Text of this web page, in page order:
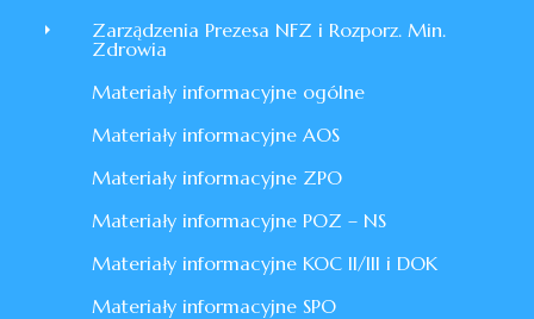
Zarządzenia Prezesa NFZ i Rozporz. Min.
Zdrowia
Materiały informacyjne ogólne
Materiały informacyjne AOS
Materiały informacyjne ZPO
Materiały informacyjne POZ – NS
Materiały informacyjne KOC II/III i DOK
Materiały informacyjne SPO